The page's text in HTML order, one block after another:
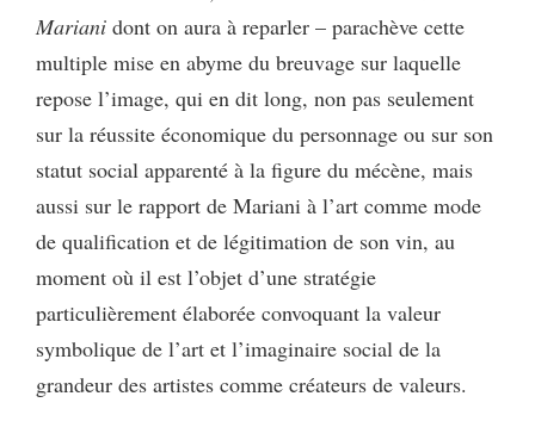
Mariani dont on aura à reparler – parachève cette
multiple mise en abyme du breuvage sur laquelle
repose l’image, qui en dit long, non pas seulement
sur la réussite économique du personnage ou sur son
statut social apparenté à la figure du mécène, mais
aussi sur le rapport de Mariani à l’art comme mode
de qualification et de légitimation de son vin, au
moment où il est l’objet d’une stratégie
particulièrement élaborée convoquant la valeur
symbolique de l’art et l’imaginaire social de la
grandeur des artistes comme créateurs de valeurs.